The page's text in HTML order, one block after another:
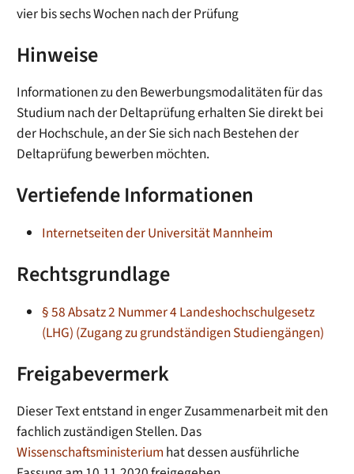
vier bis sechs Wochen nach der Prüfung
Hinweise
Informationen zu den Bewerbungsmodalitäten für das
Studium nach der Deltaprüfung erhalten Sie direkt bei
der Hochschule, an der Sie sich nach Bestehen der
Deltaprüfung bewerben möchten.
Vertiefende Informationen
Internetseiten der Universität Mannheim
Rechtsgrundlage
§ 58 Absatz 2 Nummer 4 Landeshochschulgesetz
(LHG) (Zugang zu grundständigen Studiengängen)
Freigabevermerk
Dieser Text entstand in enger Zusammenarbeit mit den
fachlich zuständigen Stellen. Das
Wissenschaftsministerium hat dessen ausführliche